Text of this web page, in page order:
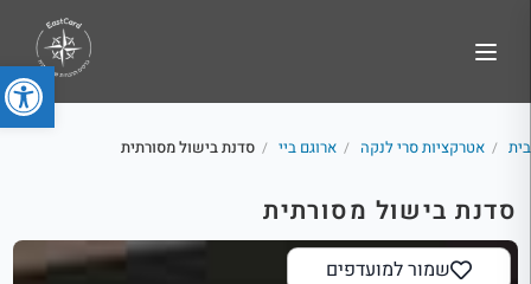
פתח
בית / אטרקציות סרי לנקה / ארוגם ביי / סדנת בישול מסורתית
סדנת בישול מסורתית
שמור למועדפים